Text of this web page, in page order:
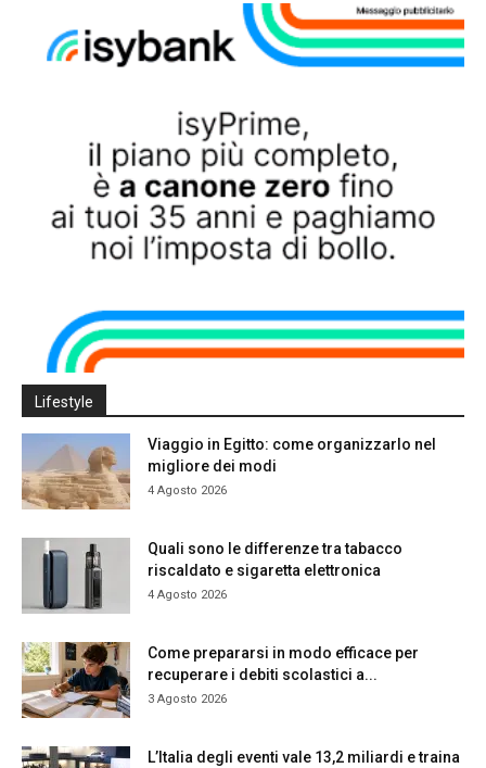
Lifestyle
Viaggio in Egitto: come organizzarlo nel
migliore dei modi
4 Agosto 2026
Quali sono le differenze tra tabacco
riscaldato e sigaretta elettronica
4 Agosto 2026
Come prepararsi in modo efficace per
recuperare i debiti scolastici a...
3 Agosto 2026
L’Italia degli eventi vale 13,2 miliardi e traina